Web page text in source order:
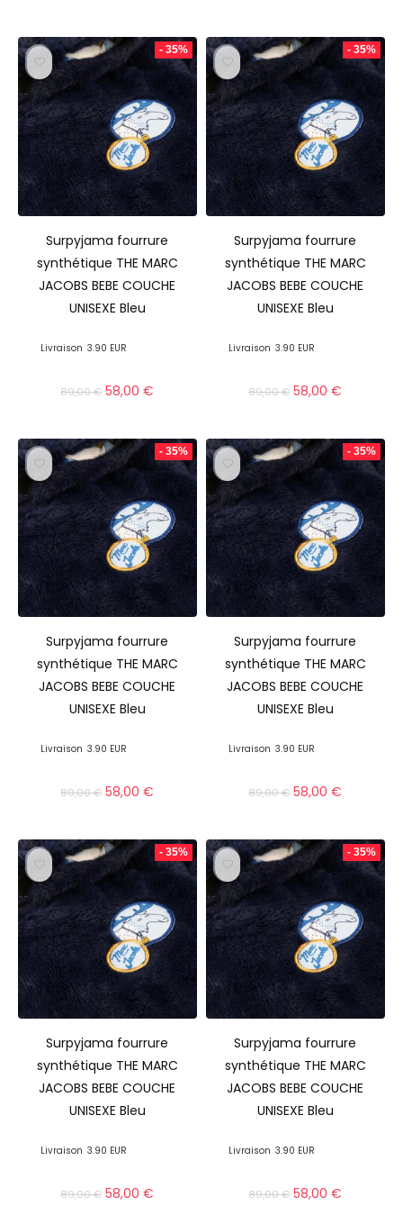
- 35%
Surpyjama fourrure
synthétique THE MARC
JACOBS BEBE COUCHE
UNISEXE Bleu
Livraison 3.90 EUR
89,00€ 58,00€
- 35%
Surpyjama fourrure
synthétique THE MARC
JACOBS BEBE COUCHE
UNISEXE Bleu
Livraison 3.90 EUR
89,00€ 58,00€
- 35%
Surpyjama fourrure
synthétique THE MARC
JACOBS BEBE COUCHE
UNISEXE Bleu
Livraison 3.90 EUR
89,00€ 58,00€
- 35%
Surpyjama fourrure
synthétique THE MARC
JACOBS BEBE COUCHE
UNISEXE Bleu
Livraison 3.90 EUR
89,00€ 58,00€
- 35%
Surpyjama fourrure
synthétique THE MARC
JACOBS BEBE COUCHE
UNISEXE Bleu
Livraison 3.90 EUR
89,00€ 58,00€
- 35%
Surpyjama fourrure
synthétique THE MARC
JACOBS BEBE COUCHE
UNISEXE Bleu
Livraison 3.90 EUR
89,00€ 58,00€